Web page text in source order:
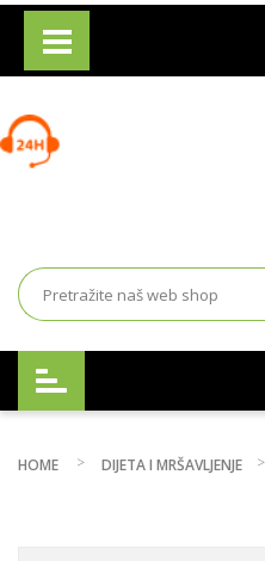
HOME DIJETA I MRŠAVLJENJE